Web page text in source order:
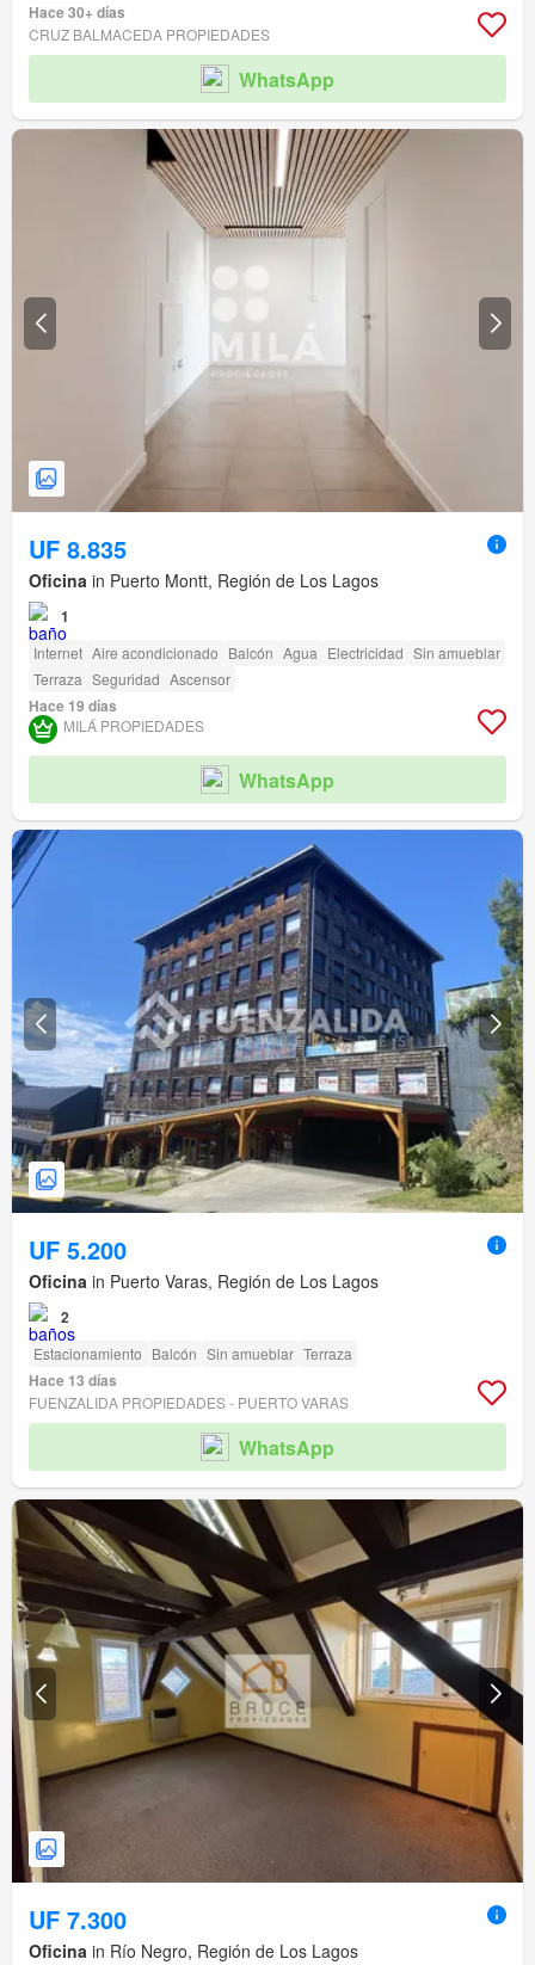
Hace 30+ días
CRUZ BALMACEDA PROPIEDADES
WhatsApp
UF 8.835
Oficina in Puerto Montt, Región de Los Lagos
1
Internet Aire acondicionado Balcón Agua Electricidad Sin amueblar
Terraza Seguridad Ascensor
Hace 19 días
MILÁ PROPIEDADES
WhatsApp
UF 5.200
Oficina in Puerto Varas, Región de Los Lagos
2
Estacionamiento Balcón Sin amueblar Terraza
Hace 13 días
FUENZALIDA PROPIEDADES - PUERTO VARAS
WhatsApp
UF 7.300
Oficina in Río Negro, Región de Los Lagos